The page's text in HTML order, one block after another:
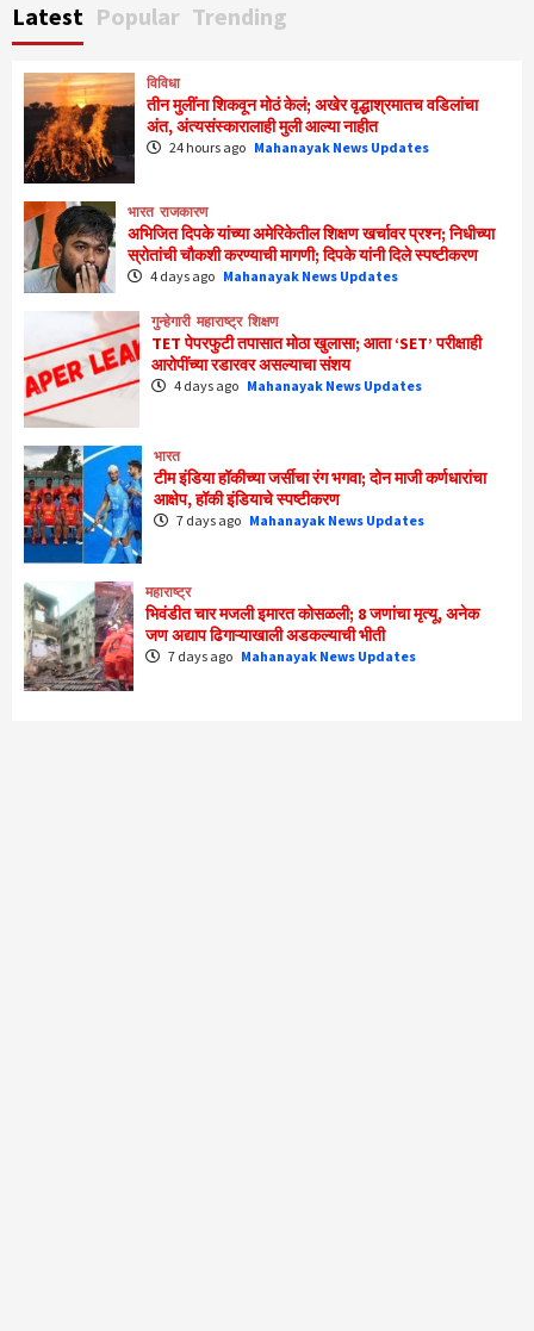
Latest Popular Trending
विविधा
तीन मुलींना शिकवून मोठं केलं; अखेर वृद्धाश्रमातच वडिलांचा
अंत, अंत्यसंस्कारालाही मुली आल्या नाहीत
24 hours ago Mahanayak News Updates
भारत राजकारण
अभिजित दिपके यांच्या अमेरिकेतील शिक्षण खर्चावर प्रश्न; निधीच्या
स्रोतांची चौकशी करण्याची मागणी; दिपके यांनी दिले स्पष्टीकरण
4 days ago Mahanayak News Updates
गुन्हेगारी महाराष्ट्र शिक्षण
TET पेपरफुटी तपासात मोठा खुलासा; आता ‘SET’ परीक्षाही
आरोपींच्या रडारवर असल्याचा संशय
4 days ago Mahanayak News Updates
भारत
टीम इंडिया हॉकीच्या जर्सीचा रंग भगवा; दोन माजी कर्णधारांचा
आक्षेप, हॉकी इंडियाचे स्पष्टीकरण
7 days ago Mahanayak News Updates
महाराष्ट्र
भिवंडीत चार मजली इमारत कोसळली; 8 जणांचा मृत्यू, अनेक
जण अद्याप ढिगाऱ्याखाली अडकल्याची भीती
7 days ago Mahanayak News Updates